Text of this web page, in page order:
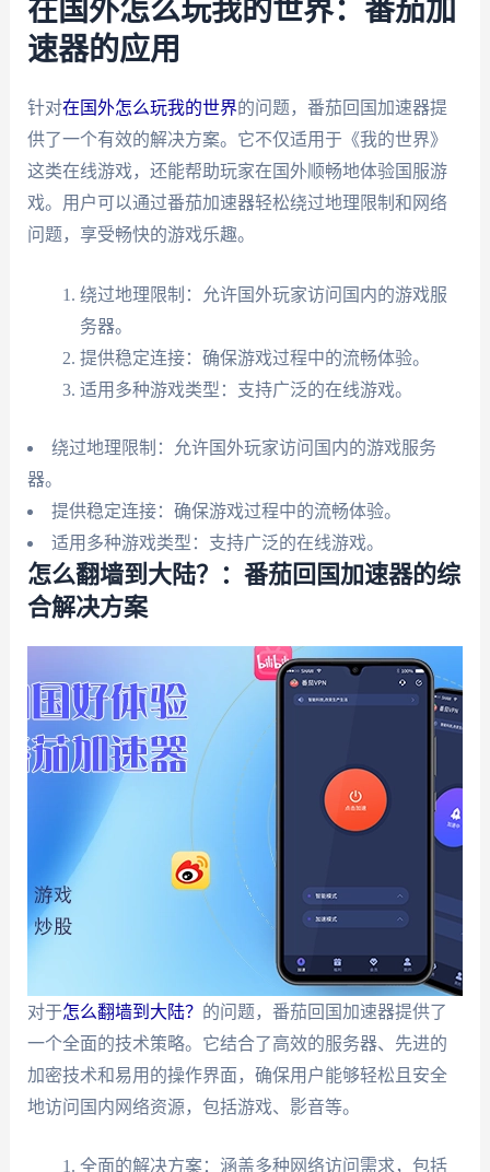
在国外怎么玩我的世界：番茄加
速器的应用
针对在国外怎么玩我的世界的问题，番茄回国加速器提
供了一个有效的解决方案。它不仅适用于《我的世界》
这类在线游戏，还能帮助玩家在国外顺畅地体验国服游
戏。用户可以通过番茄加速器轻松绕过地理限制和网络
问题，享受畅快的游戏乐趣。
绕过地理限制：允许国外玩家访问国内的游戏服
务器。
提供稳定连接：确保游戏过程中的流畅体验。
适用多种游戏类型：支持广泛的在线游戏。
绕过地理限制：允许国外玩家访问国内的游戏服务
器。
提供稳定连接：确保游戏过程中的流畅体验。
适用多种游戏类型：支持广泛的在线游戏。
怎么翻墙到大陆？：番茄回国加速器的综
合解决方案
对于怎么翻墙到大陆？ 的问题，番茄回国加速器提供了
一个全面的技术策略。它结合了高效的服务器、先进的
加密技术和易用的操作界面，确保用户能够轻松且安全
地访问国内网络资源，包括游戏、影音等。
全面的解决方案：涵盖多种网络访问需求，包括